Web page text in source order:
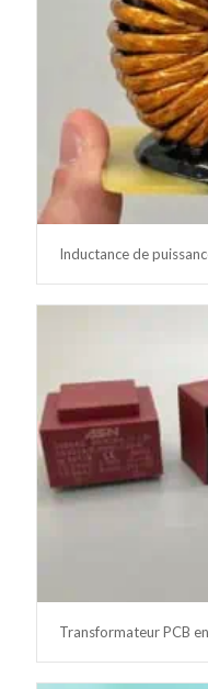
Inductance de
Transformateur PCB